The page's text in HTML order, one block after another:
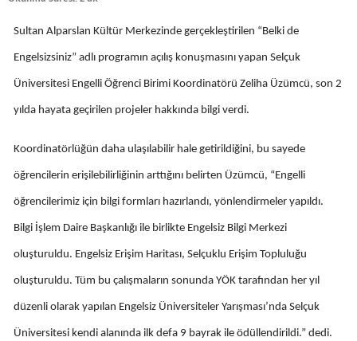
Elazığ
Erzincan
Erzurum
Eskişehir
Gaziantep
Gümüşhane
Hakkari
Hatay
Sultan Alparslan Kültür Merkezinde gerçekleştirilen “Belki de
Engelsizsiniz” adlı programın açılış konuşmasını yapan Selçuk
Üniversitesi Engelli Öğrenci Birimi Koordinatörü Zeliha Üzümcü, son 2
yılda hayata geçirilen projeler hakkında bilgi verdi.
Koordinatörlüğün daha ulaşılabilir hale getirildiğini, bu sayede
öğrencilerin erişilebilirliğinin arttığını belirten Üzümcü, “Engelli
öğrencilerimiz için bilgi formları hazırlandı, yönlendirmeler yapıldı.
Bilgi İşlem Daire Başkanlığı ile birlikte Engelsiz Bilgi Merkezi
oluşturuldu. Engelsiz Erişim Haritası, Selçuklu Erişim Topluluğu
oluşturuldu. Tüm bu çalışmaların sonunda YÖK tarafından her yıl
düzenli olarak yapılan Engelsiz Üniversiteler Yarışması’nda Selçuk
Üniversitesi kendi alanında ilk defa 9 bayrak ile ödüllendirildi.” dedi.